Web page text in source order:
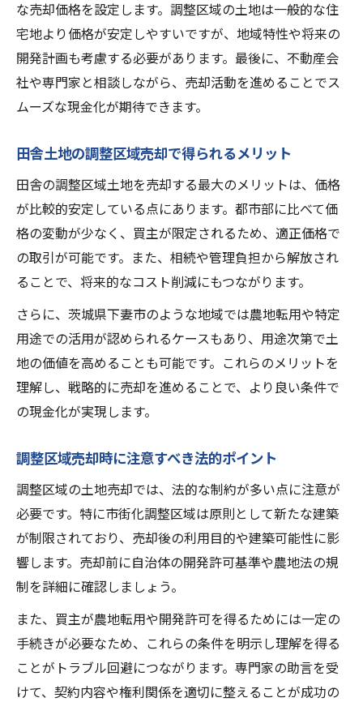
相続土地の調整区域売却で節税を図るコツ
調整区域売却のタイミングと資産管理戦略
茨城県下妻市における調整区域売却の落とし穴
と対策
調整区域売却で陥りやすい失敗事例の共有
調整区域売却時に注意したい法的リスク
調整区域売却で相場を見誤る原因と対策
調整区域売却前に確認すべき重要ポイント
調整区域売却時のトラブル予防対策の実践
法
調整区域の土地を有利に売却する戦略とは
調整区域売却で高値を目指す交渉テクニッ
ク
調整区域売却を有利に進める宣伝方法
調整区域売却のタイミング選びと戦略策定
調整区域売却時の買主選定と条件調整術
方
売却相場を押さえた調整区域の土地活用ポイン
ト
調整区域売却における適正相場の見極め方
調整区域売却を踏まえた土地活用アイデア
調整区域売却で評価を上げる活用実例の紹
介
調整区域売却に強い活用先の選び方と工夫
な売却価格を設定します。調整区域の土地は一般的な住
宅地より価格が安定しやすいですが、地域特性や将来の
開発計画も考慮する必要があります。最後に、不動産会
社や専門家と相談しながら、売却活動を進めることでス
ムーズな現金化が期待できます。
田舎土地の調整区域売却で得られるメリット
田舎の調整区域土地を売却する最大のメリットは、価格
が比較的安定している点にあります。都市部に比べて価
格の変動が少なく、買主が限定されるため、適正価格で
の取引が可能です。また、相続や管理負担から解放され
ることで、将来的なコスト削減にもつながります。
さらに、茨城県下妻市のような地域では農地転用や特定
用途での活用が認められるケースもあり、用途次第で土
地の価値を高めることも可能です。これらのメリットを
理解し、戦略的に売却を進めることで、より良い条件で
の現金化が実現します。
調整区域売却時に注意すべき法的ポイント
調整区域の土地売却では、法的な制約が多い点に注意が
必要です。特に市街化調整区域は原則として新たな建築
が制限されており、売却後の利用目的や建築可能性に影
響します。売却前に自治体の開発許可基準や農地法の規
制を詳細に確認しましょう。
また、買主が農地転用や開発許可を得るためには一定の
手続きが必要なため、これらの条件を明示し理解を得る
ことがトラブル回避につながります。専門家の助言を受
けて、契約内容や権利関係を適切に整えることが成功の